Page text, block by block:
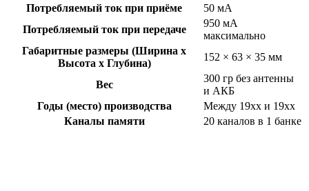
Потребляемый ток при приёме
50 мА
Потребляемый ток при передаче
950 мА
максимально
Габаритные размеры (Ширина x
Высота x Глубина)
152 × 63 × 35 мм
Вес
300 гр без антенны
и АКБ
Годы (место) производства
Между 19xx и 19xx
Каналы памяти
20 каналов в 1 банке